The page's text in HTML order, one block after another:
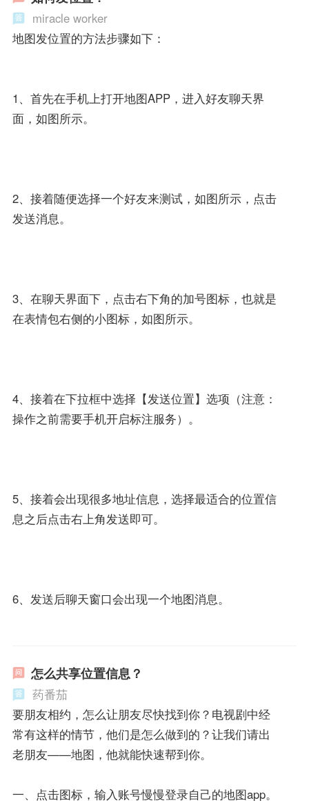
miracle worker
地图发位置的方法步骤如下：
1、首先在手机上打开地图APP，进入好友聊天界
面，如图所示。
2、接着随便选择一个好友来测试，如图所示，点击
发送消息。
3、在聊天界面下，点击右下角的加号图标，也就是
在表情包右侧的小图标，如图所示。
4、接着在下拉框中选择【发送位置】选项（注意：
操作之前需要手机开启标注服务）。
5、接着会出现很多地址信息，选择最适合的位置信
息之后点击右上角发送即可。
6、发送后聊天窗口会出现一个地图消息。
怎么共享位置信息？
药番茄
要朋友相约，怎么让朋友尽快找到你？电视剧中经
常有这样的情节，他们是怎么做到的？让我们请出
老朋友——地图，他就能快速帮到你。
一、点击图标，输入账号慢慢登录自己的地图app。